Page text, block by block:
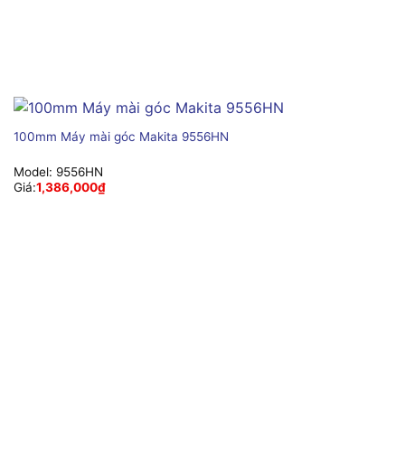
100mm Máy mài góc Makita 9556HN
Model: 9556HN
Giá:1,386,000₫